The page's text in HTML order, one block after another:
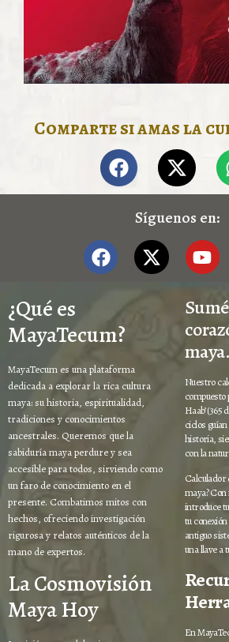
Comparte si amas la
Síguenos en:
¿Qué es
MayaTecum?
MayaTecum es una plataforma
dedicada a explorar la rica cultura
maya: su historia, espiritualidad,
tradiciones y conocimientos
ancestrales. Queremos que la
sabiduría maya perdure y sea
accesible para todos, sirviendo como
un faro de conocimiento en el
presente. Combatimos mitos con
hechos, ofreciendo investigación
rigurosa y relatos auténticos de la
mano de expertos.
La Cosmovisión
Maya Hoy
maya.
Nuestro
compuesto
Haab’
ciclos
historia,
con la
Calculador
maya?
introduce
tu
antiguo
una llave a
En